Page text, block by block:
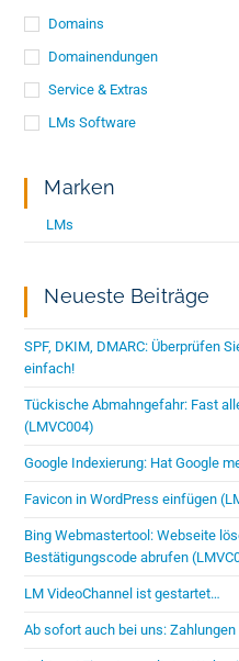
Domains
Domainendungen
Service & Extras
LMs Software
Marken
LMs
Neueste Beiträge
SPF, DKIM, DMARC: Überprüfen
einfach!
Tückische Abmahngefahr: Fast
(LMVC004)
Google Indexierung: Hat Google
Favicon in WordPress einfügen
Bing Webmastertool: Webseite
Bestätigungscode abrufen
LM VideoChannel ist gestartet…
Ab sofort auch bei uns: